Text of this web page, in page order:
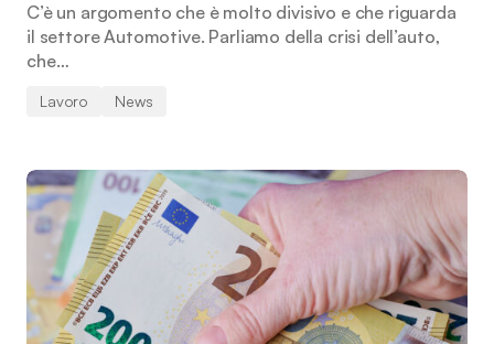
C’è un argomento che è molto divisivo e che riguarda
il settore Automotive. Parliamo della crisi dell’auto,
che…
Lavoro News